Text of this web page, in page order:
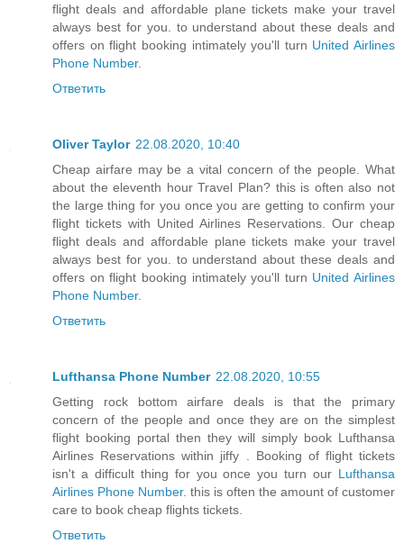
flight deals and affordable plane tickets make your travel
always best for you. to understand about these deals and
offers on flight booking intimately you'll turn United Airlines
Phone Number.
Ответить
Oliver Taylor 22.08.2020, 10:40
Cheap airfare may be a vital concern of the people. What
about the eleventh hour Travel Plan? this is often also not
the large thing for you once you are getting to confirm your
flight tickets with United Airlines Reservations. Our cheap
flight deals and affordable plane tickets make your travel
always best for you. to understand about these deals and
offers on flight booking intimately you'll turn United Airlines
Phone Number.
Ответить
Lufthansa Phone Number 22.08.2020, 10:55
Getting rock bottom airfare deals is that the primary
concern of the people and once they are on the simplest
flight booking portal then they will simply book Lufthansa
Airlines Reservations within jiffy . Booking of flight tickets
isn't a difficult thing for you once you turn our Lufthansa
Airlines Phone Number. this is often the amount of customer
care to book cheap flights tickets.
Ответить